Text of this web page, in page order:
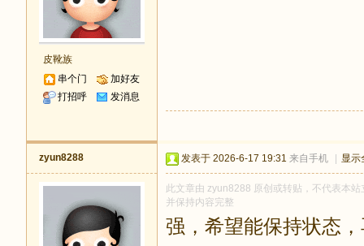
皮靴族
串个门
加好友
打招呼
发消息
zyun8288 发表于 2026-6-17 19:31 来自手机 显示
此文章由 zyun8288 原创或转贴，不代表本
并保持内容完整
强，希望能保持状态